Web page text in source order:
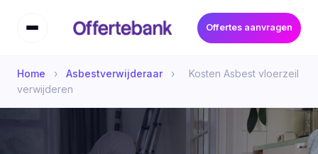
Offertes aanvragen
Home › Asbestverwijderaar ›
Kosten Asbest vloerzeil
verwijderen